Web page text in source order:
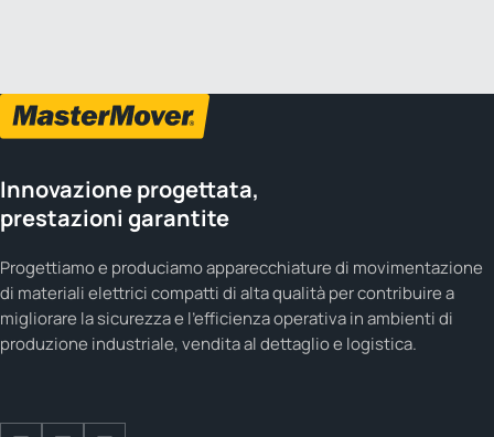
Innovazione progettata,
prestazioni garantite
Progettiamo e produciamo apparecchiature di movimentazione
di materiali elettrici compatti di alta qualità per contribuire a
migliorare la sicurezza e l'efficienza operativa in ambienti di
produzione industriale, vendita al dettaglio e logistica.